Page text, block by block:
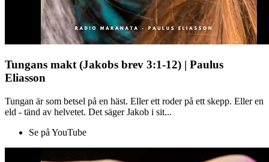
Tungans makt (Jakobs brev 3:1-12) | Paulus
Eliasson
Tungan är som betsel på en häst. Eller ett roder på ett skepp. Eller en
eld - tänd av helvetet. Det säger Jakob i sit...
Se på YouTube